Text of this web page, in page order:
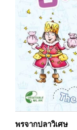
พรจากปลาวิเศษ